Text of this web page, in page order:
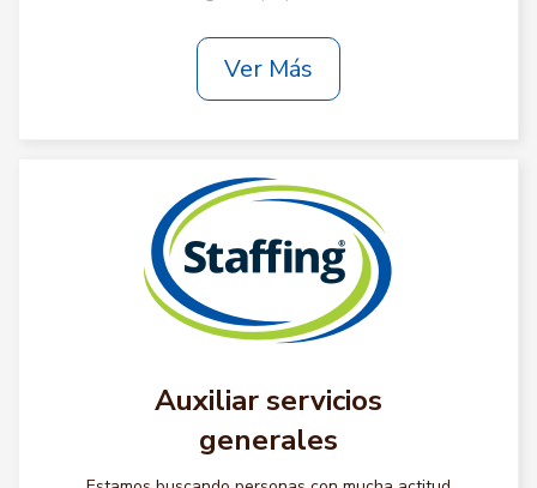
Ver Más
Auxiliar servicios
generales